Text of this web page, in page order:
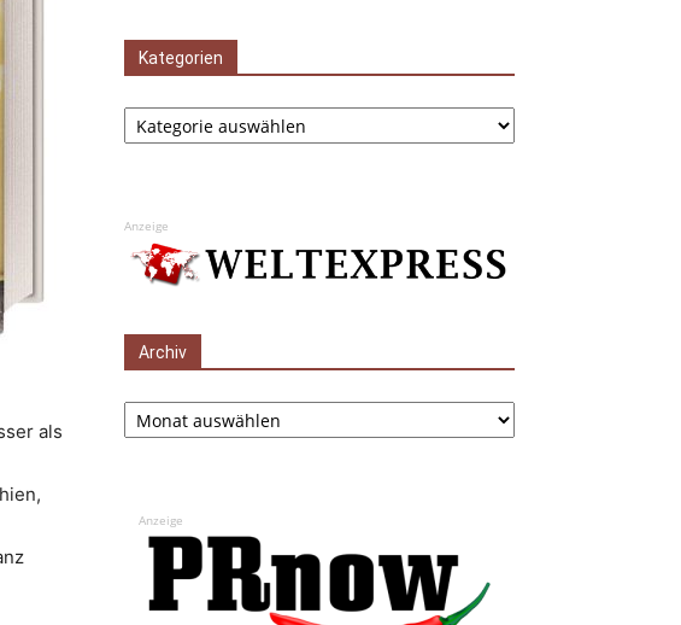
als
Kategorien
Kategorien
Anzeige
Archiv
Archiv
Anzeige